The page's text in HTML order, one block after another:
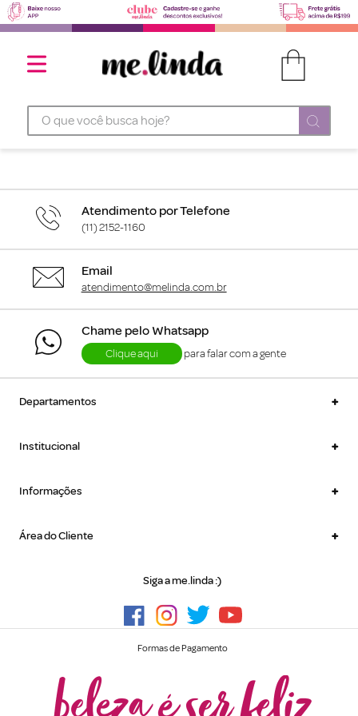
O que você busca hoje?
Atendimento por Telefone
(11) 2152-1160
Email
atendimento@melinda.com.br
Chame pelo Whatsapp
Clique aqui para falar com a gente
Departamentos +
Institucional +
Informações +
Área do Cliente +
Siga a me.linda :)
Formas de Pagamento